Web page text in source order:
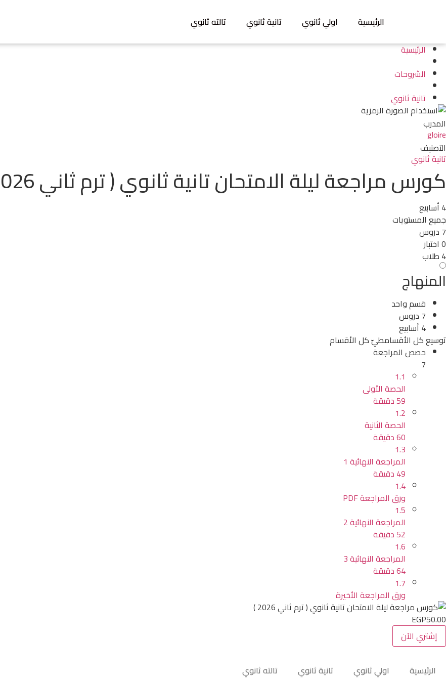
الرئيسية اولي ثانوي تانية ثانوي تالته ثانوي
الرئيسية
الشروحات
تانية ثانوي
المدرب
gloire
التصنيف
تانية ثانوي
كورس مراجعة ليلة الامتحان تانية ثانوي ( ترم ثاني 2026 )
4 أسابيع
جميع المستويات
7 دروس
0 اختبار
4 طلاب
المنهاج
قسم واحد
7 دروس
4 أسابيع
توسيع كل الأقسامطيّ كل الأقسام
حصص المراجعة
7
1.1
الحصة الأولى
59 دقيقة
1.2
الحصة الثانية
60 دقيقة
1.3
المراجعة النهائية 1
49 دقيقة
1.4
ورق المراجعة PDF
1.5
المراجعة النهائية 2
52 دقيقة
1.6
المراجعة النهائية 3
64 دقيقة
1.7
ورق المراجعة الأخيرة
EGP50.00
إشتري الآن
الرئيسية اولي ثانوي تانية ثانوي تالته ثانوي